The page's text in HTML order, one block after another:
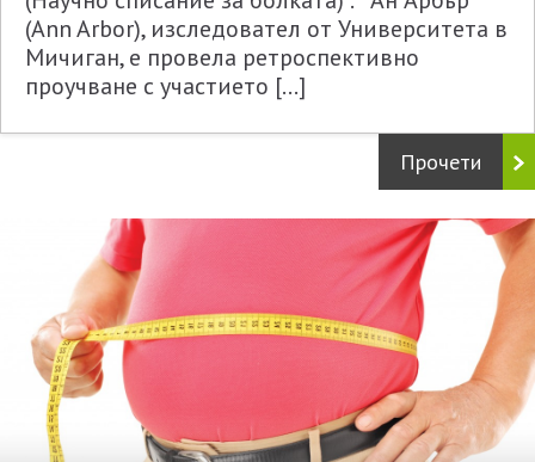
(Ann Arbor), изследовател от Университета в
Мичиган, е провела ретроспективно
проучване с участието […]
Прочети